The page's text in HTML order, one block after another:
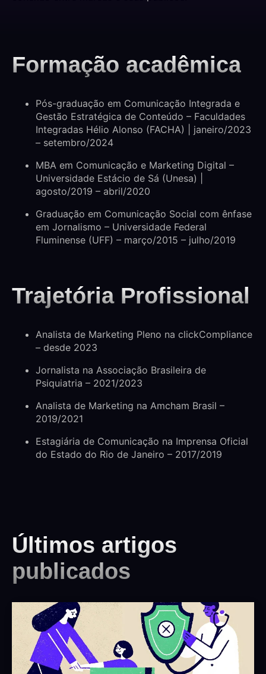
Formação acadêmica
Pós-graduação em Comunicação Integrada e
Gestão Estratégica de Conteúdo – Faculdades
Integradas Hélio Alonso (FACHA) | janeiro/2023
– setembro/2024
MBA em Comunicação e Marketing Digital –
Universidade Estácio de Sá (Unesa) |
agosto/2019 – abril/2020
Graduação em Comunicação Social com ênfase
em Jornalismo – Universidade Federal
Fluminense (UFF) – março/2015 – julho/2019
Trajetória Profissional
Analista de Marketing Pleno na clickCompliance
– desde 2023
Jornalista na Associação Brasileira de
Psiquiatria – 2021/2023
Analista de Marketing na Amcham Brasil –
2019/2021
Estagiária de Comunicação na Imprensa Oficial
do Estado do Rio de Janeiro – 2017/2019
Últimos artigos
publicados